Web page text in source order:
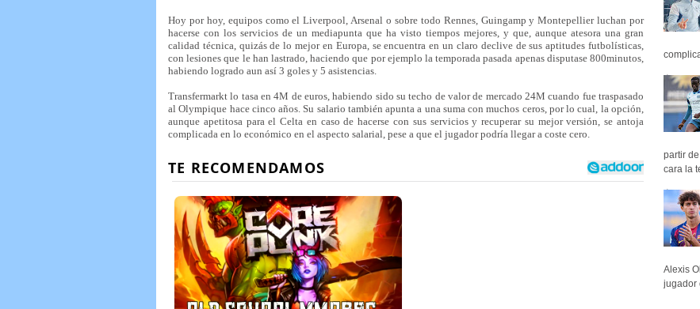
Hoy por hoy, equipos como el Liverpool, Arsenal o sobre todo Rennes, Guingamp y Montepellier luchan por
hacerse con los servicios de un mediapunta que ha visto tiempos mejores, y que, aunque atesora una gran
calidad técnica, quizás de lo mejor en Europa, se encuentra en un claro declive de sus aptitudes futbolísticas,
con lesiones que le han lastrado, haciendo que por ejemplo la temporada pasada apenas disputase 800minutos,
habiendo logrado aun así 3 goles y 5 asistencias.
Transfermarkt lo tasa en 4M de euros, habiendo sido su techo de valor de mercado 24M cuando fue traspasado
al Olympique hace cinco años. Su salario también apunta a una suma con muchos ceros, por lo cual, la opción,
aunque apetitosa para el Celta en caso de hacerse con sus servicios y recuperar su mejor versión, se antoja
complicada en lo económico en el aspecto salarial, pese a que el jugador podría llegar a coste cero.
partir
cara la
Alexis
jugador